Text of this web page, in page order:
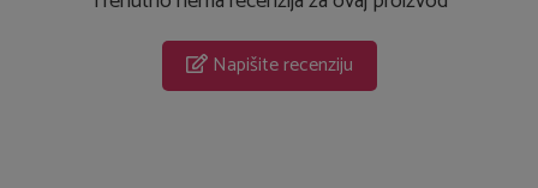
Napišite recenziju